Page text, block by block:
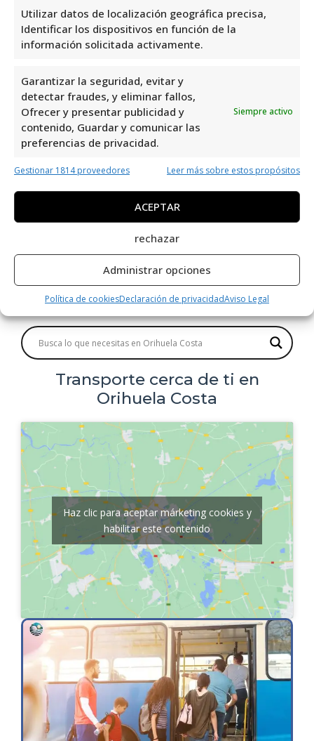
Utilizar datos de localización geográfica precisa,
Identificar los dispositivos en función de la
información solicitada activamente.
Garantizar la seguridad, evitar y
detectar fraudes, y eliminar fallos,
Ofrecer y presentar publicidad y
contenido, Guardar y comunicar las
preferencias de privacidad.
Siempre activo
Gestionar 1814 proveedores Leer más sobre estos propósitos
ACEPTAR
rechazar
Administrar opciones
Política de cookiesDeclaración de privacidadAviso Legal
Transfers privados:Para quienes
buscan comodidad y exclusividad, los
transfers privados son una excelente
desde y hacia el aeropuerto.
¿Cómo encuentro las
mejores opciones de
transporte en Orihuela Costa?
Para encontrar las mejores opciones de
transporte en Orihuela Costa, explore
nuestro directorio que incluye las mejores
alternativas de transporte. Nuestro mapa le
ayudará a encontrar las opciones más
cercanas a donde se encuentra.
Transporte cerca de ti en
Orihuela Costa
Haz clic para aceptar márketing cookies y
habilitar este contenido